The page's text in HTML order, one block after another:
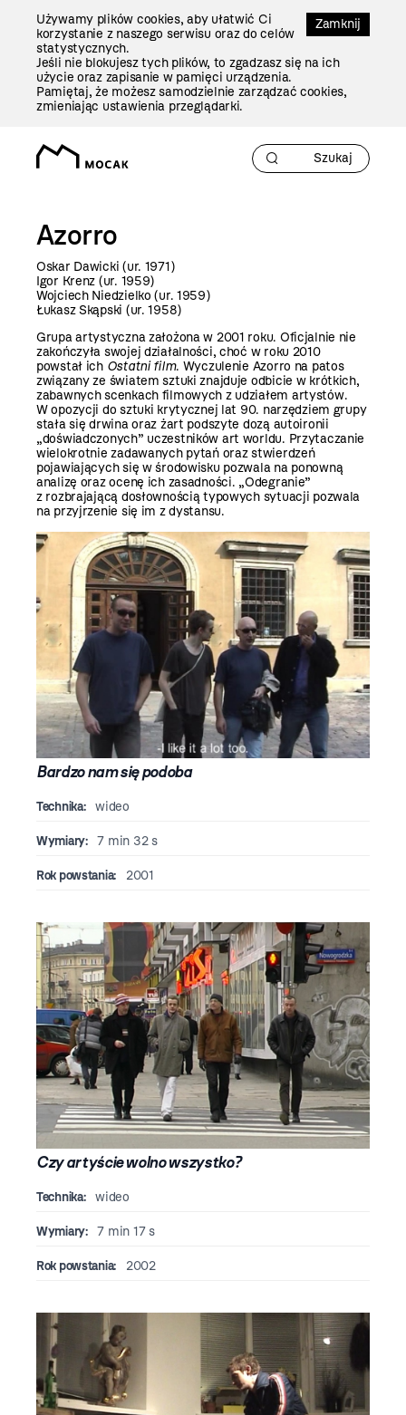
Zamknij
Używamy plików cookies, aby ułatwić Ci
korzystanie z naszego serwisu oraz do celów
statystycznych.
Jeśli nie blokujesz tych plików, to zgadzasz się na ich
użycie oraz zapisanie w pamięci urządzenia.
Pamiętaj, że możesz samodzielnie zarządzać cookies,
zmieniając ustawienia przeglądarki.
Azorro
Oskar Dawicki (ur. 1971)
Igor Krenz (ur. 1959)
Wojciech Niedzielko (ur. 1959)
Łukasz Skąpski (ur. 1958)
Grupa artystyczna założona w 2001 roku. Oficjalnie nie
zakończyła swojej działalności, choć w roku 2010
powstał ich Ostatni film. Wyczulenie Azorro na patos
związany ze światem sztuki znajduje odbicie w krótkich,
zabawnych scenkach filmowych z udziałem artystów.
W opozycji do sztuki krytycznej lat 90. narzędziem grupy
stała się drwina oraz żart podszyte dozą autoironii
„doświadczonych” uczestników art worldu. Przytaczanie
wielokrotnie zadawanych pytań oraz stwierdzeń
pojawiających się w środowisku pozwala na ponowną
analizę oraz ocenę ich zasadności. „Odegranie”
z rozbrajającą dosłownością typowych sytuacji pozwala
na przyjrzenie się im z dystansu.
Bardzo nam się podoba
Technika: wideo
Wymiary: 7 min 32 s
Rok powstania: 2001
Czy artyście wolno wszystko?
Technika: wideo
Wymiary: 7 min 17 s
Rok powstania: 2002